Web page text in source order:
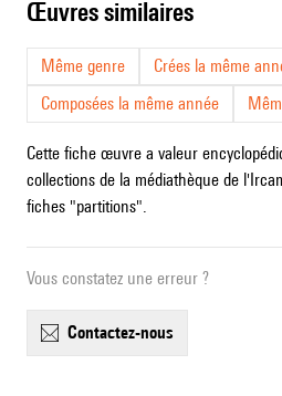
œuvres similaires
Même genre
Crées la même
Composées la même année
Cette fiche œuvre a valeur
collections de la médiathèque de
fiches "partitions".
Vous constatez une erreur ?
contactez-nous